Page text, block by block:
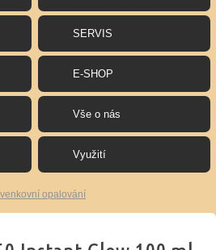
SERVIS
E-SHOP
Vše o nás
Využití
opalování